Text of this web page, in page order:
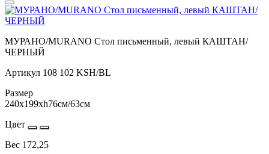
МУРАНО/MURANO Стол письменный, левый КАШТАН/
ЧЕРНЫЙ
Артикул 108 102 KSH/BL
Размер
240x199xh76см/63см
Цвет
Вес 172,25